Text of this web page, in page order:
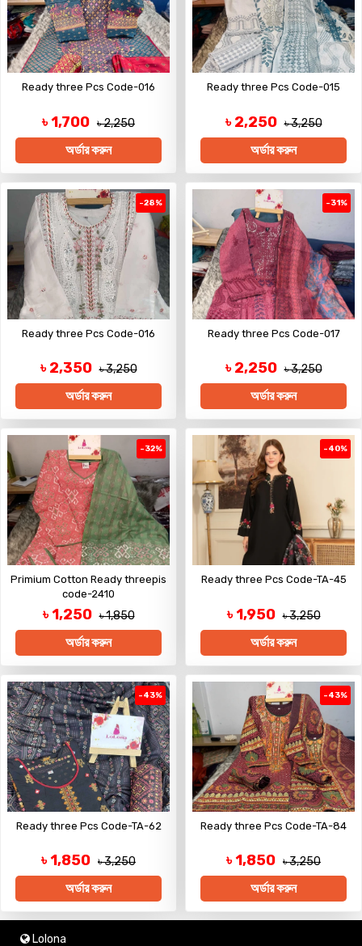
Ready three Pcs Code-016
৳ 1,700 ৳ 2,250
অর্ডার করুন
Ready three Pcs Code-015
৳ 2,250 ৳ 3,250
অর্ডার করুন
-28%
Ready three Pcs Code-016
৳ 2,350 ৳ 3,250
অর্ডার করুন
-31%
Ready three Pcs Code-017
৳ 2,250 ৳ 3,250
অর্ডার করুন
-32%
Primium Cotton Ready threepis
code-2410
৳ 1,250 ৳ 1,850
অর্ডার করুন
-40%
Ready three Pcs Code-TA-45
৳ 1,950 ৳ 3,250
অর্ডার করুন
-43%
Ready three Pcs Code-TA-62
৳ 1,850 ৳ 3,250
অর্ডার করুন
-43%
Ready three Pcs Code-TA-84
৳ 1,850 ৳ 3,250
অর্ডার করুন
Lolona